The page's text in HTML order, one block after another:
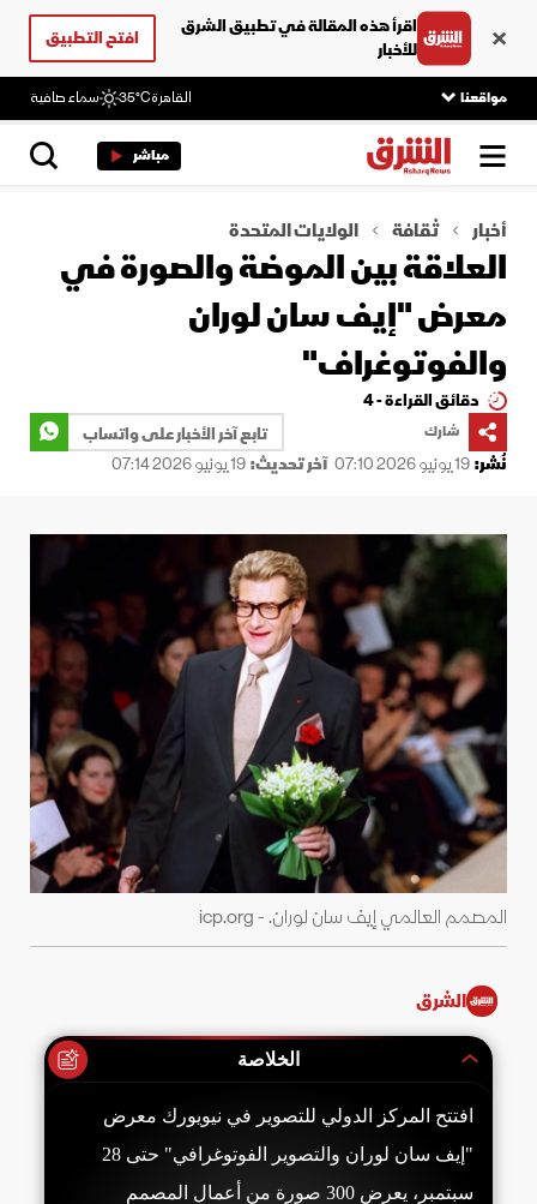
اقرأ هذه المقالة في تطبيق الشرق
للأخبار
افتح التطبيق
مواقعنا القاهرة35°C سماء صافية
مباشر
أخبار ثقافة الولايات المتحدة
العلاقة بين الموضة والصورة في
معرض "إيف سان لوران
والفوتوغراف"
دقائق القراءة - 4
شارك
تابع آخر الأخبار على واتساب
نُشر:19 يونيو 2026 07:10 آخر تحديث:19 يونيو 2026 07:14
المصمم العالمي إيف سان لوران. - icp.org
الشرق
الخلاصة
افتتح المركز الدولي للتصوير في نيويورك معرض
"إيف سان لوران والتصوير الفوتوغرافي" حتى 28
سبتمبر، يعرض 300 صورة من أعمال المصمم